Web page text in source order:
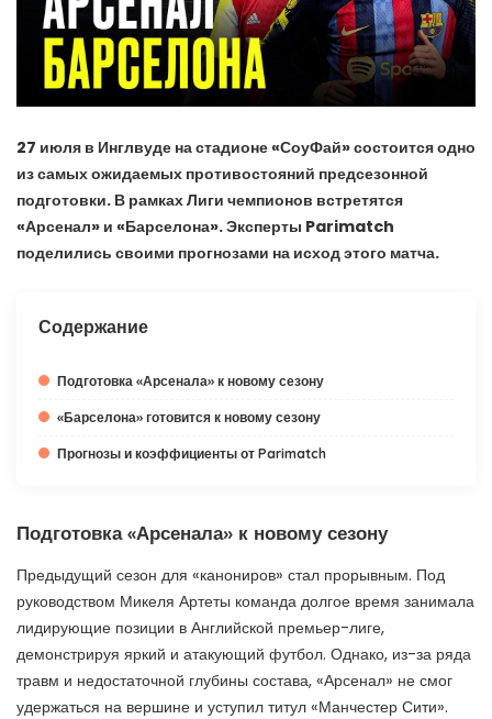
27 июля в Инглвуде на стадионе «СоуФай» состоится одно
из самых ожидаемых противостояний предсезонной
подготовки. В рамках Лиги чемпионов встретятся
«Арсенал» и «Барселона». Эксперты Parimatch
поделились своими прогнозами на исход этого матча.
Содержание
Подготовка «Арсенала» к новому сезону
«Барселона» готовится к новому сезону
Прогнозы и коэффициенты от Parimatch
Подготовка «Арсенала» к новому сезону
Предыдущий сезон для «канониров» стал прорывным. Под
руководством Микеля Артеты команда долгое время занимала
лидирующие позиции в Английской премьер-лиге,
демонстрируя яркий и атакующий футбол. Однако, из-за ряда
травм и недостаточной глубины состава, «Арсенал» не смог
удержаться на вершине и уступил титул «Манчестер Сити».